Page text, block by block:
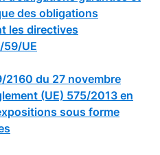
des obligations
les directives
UE
2160 du 27 novembre
(UE) 575/2013 en
sous forme